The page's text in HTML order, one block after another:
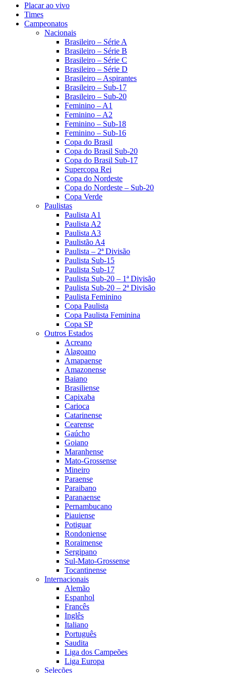
Placar ao vivo
Times
Campeonatos
Nacionais
Brasileiro – Série A
Brasileiro – Série B
Brasileiro – Série C
Brasileiro – Série D
Brasileiro – Aspirantes
Brasileiro – Sub-17
Brasileiro – Sub-20
Feminino – A1
Feminino – A2
Feminino – Sub-18
Feminino – Sub-16
Copa do Brasil
Copa do Brasil Sub-20
Copa do Brasil Sub-17
Supercopa Rei
Copa do Nordeste
Copa do Nordeste – Sub-20
Copa Verde
Paulistas
Paulista A1
Paulista A2
Paulista A3
Paulistão A4
Paulista – 2ª Divisão
Paulista Sub-15
Paulista Sub-17
Paulista Sub-20 – 1ª Divisão
Paulista Sub-20 – 2ª Divisão
Paulista Feminino
Copa Paulista
Copa Paulista Feminina
Copa SP
Outros Estados
Acreano
Alagoano
Amapaense
Amazonense
Baiano
Brasiliense
Capixaba
Carioca
Catarinense
Cearense
Gaúcho
Goiano
Maranhense
Mato-Grossense
Mineiro
Paraense
Paraibano
Paranaense
Pernambucano
Piauiense
Potiguar
Rondoniense
Roraimense
Sergipano
Sul-Mato-Grossense
Tocantinense
Internacionais
Alemão
Espanhol
Francês
Inglês
Italiano
Português
Saudita
Liga dos Campeões
Liga Europa
Seleções